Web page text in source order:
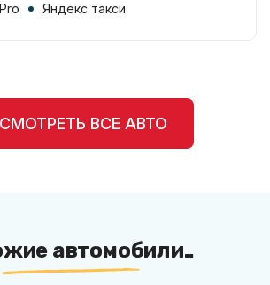
Яндекс такси
ВСЕ АВТО
автомобили..